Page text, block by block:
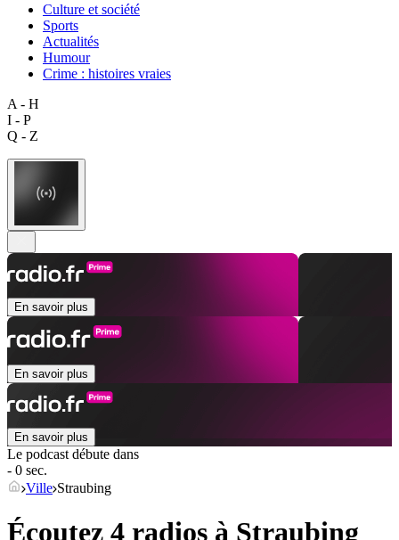
Culture et société
Sports
Actualités
Humour
Crime : histoires vraies
A - H
I - P
Q - Z
En savoir plus
En savoir plus
En savoir plus
Le podcast débute dans
- 0 sec.
Ville Straubing
Écoutez 4 radios à Straubing